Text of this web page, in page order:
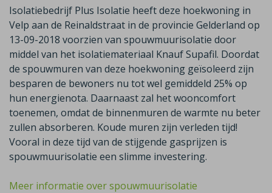
Isolatiebedrijf Plus Isolatie heeft deze hoekwoning in
Velp aan de Reinaldstraat in de provincie Gelderland op
13-09-2018 voorzien van spouwmuurisolatie door
middel van het isolatiemateriaal Knauf Supafil. Doordat
de spouwmuren van deze hoekwoning geïsoleerd zijn
besparen de bewoners nu tot wel gemiddeld 25% op
hun energienota. Daarnaast zal het wooncomfort
toenemen, omdat de binnenmuren de warmte nu beter
zullen absorberen. Koude muren zijn verleden tijd!
Vooral in deze tijd van de stijgende gasprijzen is
spouwmuurisolatie een slimme investering.
Meer informatie over spouwmuurisolatie